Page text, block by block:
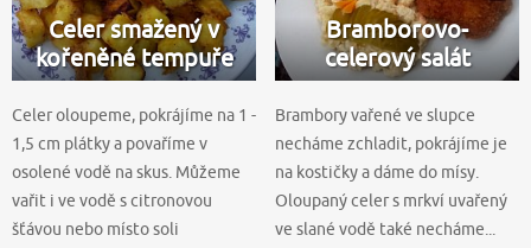
Celer smažený v
kořeněné tempuře
Celer oloupeme, pokrájíme na 1 -
1,5 cm plátky a povaříme v
osolené vodě na skus. Můžeme
vařit i ve vodě s citronovou
šťávou nebo místo soli
Bramborovo-
celerový salát
Brambory vařené ve slupce
necháme zchladit, pokrájíme je
na kostičky a dáme do mísy.
Oloupaný celer s mrkví uvařený
ve slané vodě také necháme...